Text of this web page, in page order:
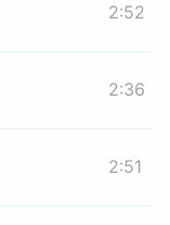
2:52
2:36
2:51